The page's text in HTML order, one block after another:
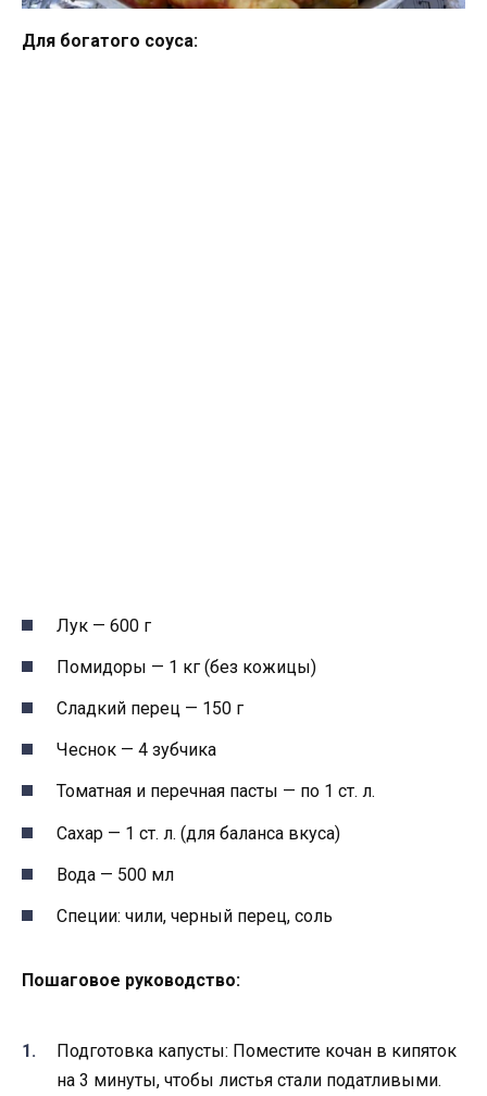
Для богатого соуса:
Лук — 600 г
Помидоры — 1 кг (без кожицы)
Сладкий перец — 150 г
Чеснок — 4 зубчика
Томатная и перечная пасты — по 1 ст. л.
Сахар — 1 ст. л. (для баланса вкуса)
Вода — 500 мл
Специи: чили, черный перец, соль
Пошаговое руководство:
Подготовка капусты: Поместите кочан в кипяток
на 3 минуты, чтобы листья стали податливыми.